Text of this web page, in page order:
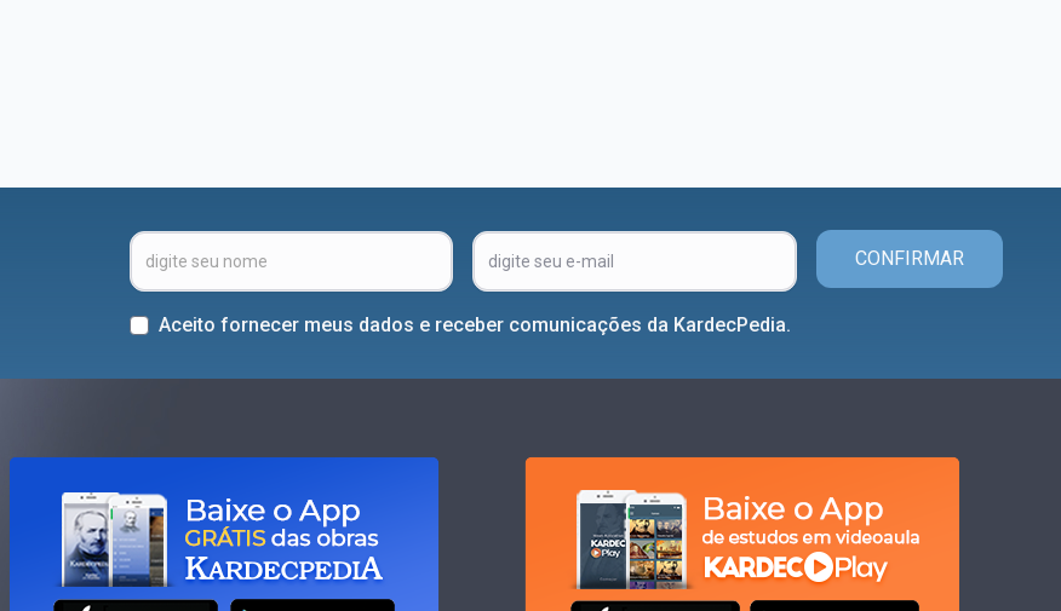
CONFIRMAR
Aceito fornecer meus dados e receber comunicações da KardecPedia.